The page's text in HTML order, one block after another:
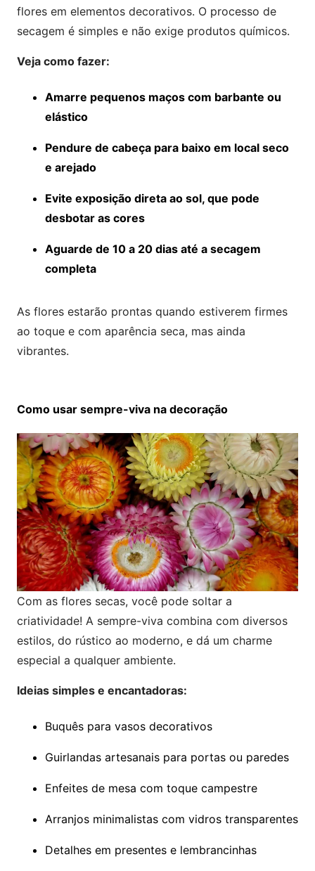
flores em elementos decorativos. O processo de
secagem é simples e não exige produtos químicos.
Veja como fazer:
Amarre pequenos maços com barbante ou
elástico
Pendure de cabeça para baixo em local seco
e arejado
Evite exposição direta ao sol, que pode
desbotar as cores
Aguarde de 10 a 20 dias até a secagem
completa
As flores estarão prontas quando estiverem firmes
ao toque e com aparência seca, mas ainda
vibrantes.
Como usar sempre-viva na decoração
Com as flores secas, você pode soltar a
criatividade! A sempre-viva combina com diversos
estilos, do rústico ao moderno, e dá um charme
especial a qualquer ambiente.
Ideias simples e encantadoras:
Buquês para vasos decorativos
Guirlandas artesanais para portas ou paredes
Enfeites de mesa com toque campestre
Arranjos minimalistas com vidros transparentes
Detalhes em presentes e lembrancinhas